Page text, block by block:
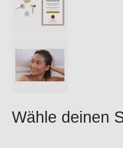
Wähle deinen